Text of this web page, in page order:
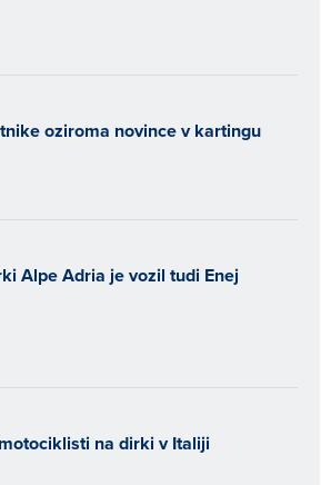
oziroma novince v kartingu
Alpe Adria je vozil tudi Enej
na dirki v Italiji